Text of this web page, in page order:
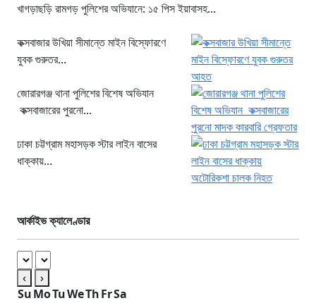
খাগড়াছড়ি রামগড় পুলিশের অভিযানে: ১৫ পিস ইয়াবাসহ...
কক্সবাজার উখিয়া সীমান্তে মাইন বিস্ফোরণে
যুবক গুরুতর...
জোরারগঞ্জ থানা পুলিশের বিশেষ অভিযান
কক্সবাজারের পুরনো...
ঢাকা চট্টগ্রাম মহাসড়ক স্টার লাইন বাসের
ধাক্কায়...
আর্কাইভ ক্যালেণ্ডার
‹
›
SuMoTuWeThFrSa